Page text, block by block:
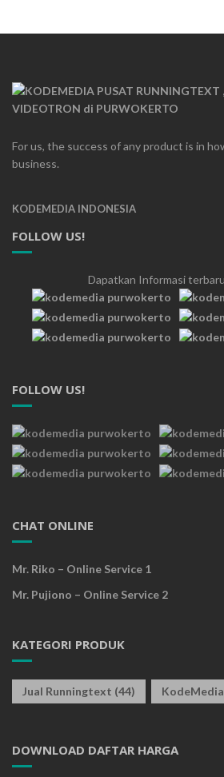
For us, the success of any product is in
business.
KODEMEDIA INDONESIA
FOLLOW US!
Dapatkan Informasi
FOLLOW US!
CHAT ONLINE
Mr. Riko – Online Service 1
Mr. Pujiono – Online Service 2
KATEGORI PRODUK
Jual Runningtext (44) KodeMedia
DOWNLOAD DAFTAR HARGA